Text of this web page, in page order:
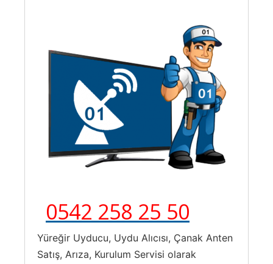
0542 258 25 50
Yüreğir Uyducu, Uydu Alıcısı, Çanak Anten
Satış, Arıza, Kurulum Servisi olarak